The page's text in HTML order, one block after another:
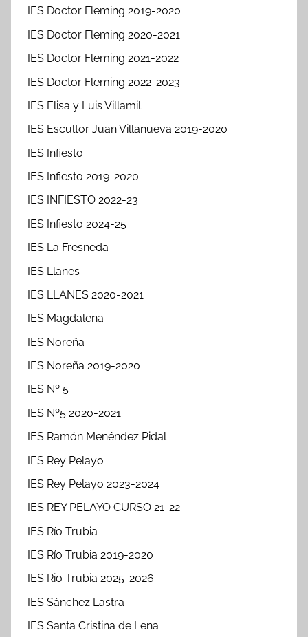
IES Doctor Fleming 2019-2020
IES Doctor Fleming 2020-2021
IES Doctor Fleming 2021-2022
IES Doctor Fleming 2022-2023
IES Elisa y Luis Villamil
IES Escultor Juan Villanueva 2019-2020
IES Infiesto
IES Infiesto 2019-2020
IES INFIESTO 2022-23
IES Infiesto 2024-25
IES La Fresneda
IES Llanes
IES LLANES 2020-2021
IES Magdalena
IES Noreña
IES Noreña 2019-2020
IES Nº 5
IES Nº5 2020-2021
IES Ramón Menéndez Pidal
IES Rey Pelayo
IES Rey Pelayo 2023-2024
IES REY PELAYO CURSO 21-22
IES Río Trubia
IES Río Trubia 2019-2020
IES Rio Trubia 2025-2026
IES Sánchez Lastra
IES Santa Cristina de Lena